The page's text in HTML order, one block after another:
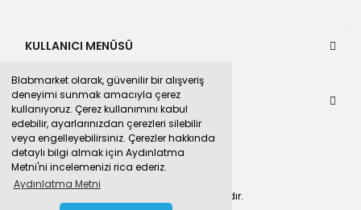
Blabmarket olarak, güvenilir bir alışveriş
deneyimi sunmak amacıyla çerez
kullanıyoruz. Çerez kullanımını kabul
edebilir, ayarlarınızdan çerezleri silebilir
veya engelleyebilirsiniz. Çerezler hakkında
detaylı bilgi almak için Aydınlatma
Metni'ni incelemenizi rica ederiz.
Aydınlatma Metni
KULLANICI MENÜSÜ
BULUNDUĞUMUZ PAZAR YERLERİ
Tüm hakları saklıdır.